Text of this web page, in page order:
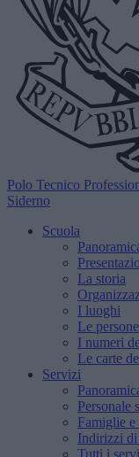
Polo Tecnico
Siderno
Scuola
La storia
I luoghi
Le persone
I numeri
Le carte
Servizi
Personale
Famiglie e
Indirizzi di
Tutti i